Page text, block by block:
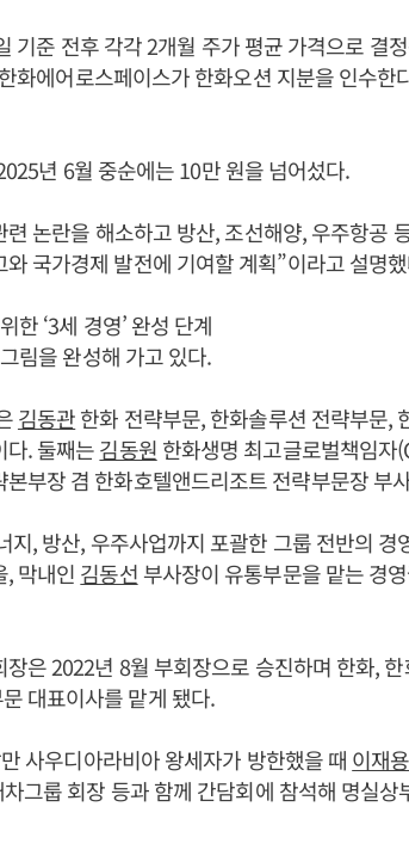
기준 전후 각각 2개월 주가 평균 가격으로 결
화에어로스페이스가 한화오션 지분을 인수한
년 6월 중순에는 10만 원을 넘어섰다.
논란을 해소하고 방산, 조선해양, 우주항공
국가경제 발전에 기여할 계획”이라고 설명
한 ‘3세 경영’ 완성 단계
림을 완성해 가고 있다.
김동관한화 전략부문, 한화솔루션 전략부문,
다. 둘째는김동원 한화생명 최고글로벌책임자
부장 겸 한화호텔앤드리조트 전략부문장 부
지, 방산, 우주사업까지 포괄한 그룹 전반의 경
, 막내인 김동선부사장이 유통부문을 맡는 경
은 2022년 8월 부회장으로 승진하며 한화,
대표이사를 맡게 됐다.
사우디아라비아 왕세자가 방한했을 때 이재용
그룹 회장 등과 함께 간담회에 참석해 명실상